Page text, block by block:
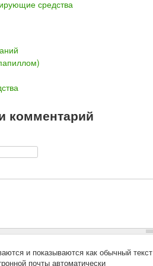
средства
комментарий
и показываются как обычный текст
почты автоматически